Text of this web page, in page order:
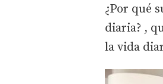
¿Por qué
diaria? ,
la vida